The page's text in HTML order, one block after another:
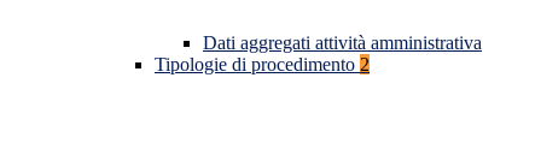
Dati aggregati attività amministrativa
Tipologie di procedimento 2